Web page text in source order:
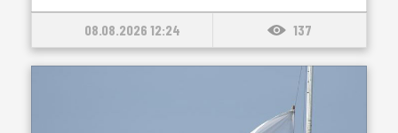
08.08.2026 12:24 137